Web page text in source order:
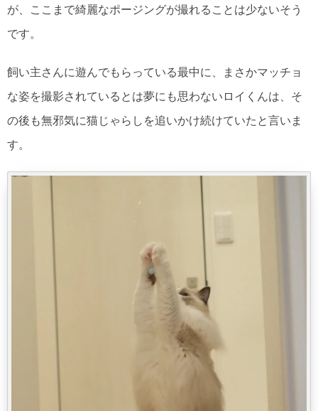
が、ここまで綺麗なポージングが撮れることは少ないそう
です。
飼い主さんに遊んでもらっている最中に、まさかマッチョ
な姿を撮影されているとは夢にも思わないロイくんは、そ
の後も無邪気に猫じゃらしを追いかけ続けていたと言いま
す。